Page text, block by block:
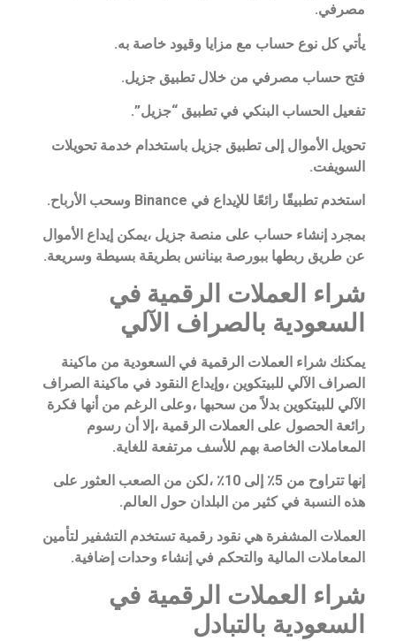
مصرفي.
يأتي كل نوع حساب مع مزايا وقيود خاصة به.
فتح حساب مصرفي من خلال تطبيق جزيل.
تفعيل الحساب البنكي في تطبيق “جزيل”.
تحويل الأموال إلى تطبيق جزيل باستخدام خدمة تحويلات
السويفت.
استخدم تطبيقًا رائعًا للإيداع في Binance وسحب الأرباح.
بمجرد إنشاء حساب على منصة جزيل ،يمكن إيداع الأموال
عن طريق ربطها ببورصة بينانس بطريقة بسيطة وسريعة.
شراء العملات الرقمية في
السعودية بالصراف الآلي
يمكنك شراء العملات الرقمية في السعودية من ماكينة
الصراف الآلي للبيتكوين ،وإيداع النقود في ماكينة الصراف
الآلي للبيتكوين بدلاً من سحبها ،وعلى الرغم من أنها فكرة
رائعة الحصول على العملات الرقمية ،إلا أن رسوم
المعاملات الخاصة بهم للأسف مرتفعة للغاية.
إنها تتراوح من 5٪ إلى 10٪ ،لكن من الصعب العثور على
هذه النسبة في كثير من البلدان حول العالم.
العملات المشفرة هي نقود رقمية تستخدم التشفير لتأمين
المعاملات المالية والتحكم في إنشاء وحدات إضافية.
شراء العملات الرقمية في
السعودية بالتبادل